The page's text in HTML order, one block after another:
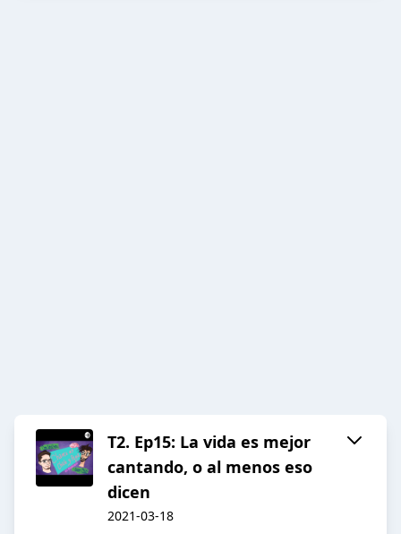
T2. Ep15: La vida es mejor
cantando, o al menos eso
dicen
2021-03-18